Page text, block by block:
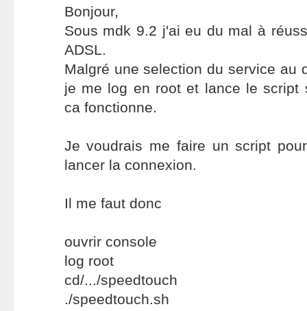
Bonjour,
Sous mdk 9.2 j'ai eu du mal à
ADSL.
Malgré une selection du service au
je me log en root et lance le script
ca fonctionne.
Je voudrais me faire un script
lancer la connexion.
Il me faut donc
ouvrir console
log root
cd/.../speedtouch
./speedtouch.sh